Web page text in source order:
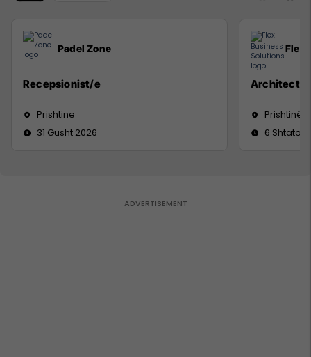
Padel Zone
Recepsionist/e
Prishtine
31 Gusht 2026
Flex
Architect
Prishtinë
6 Shtator